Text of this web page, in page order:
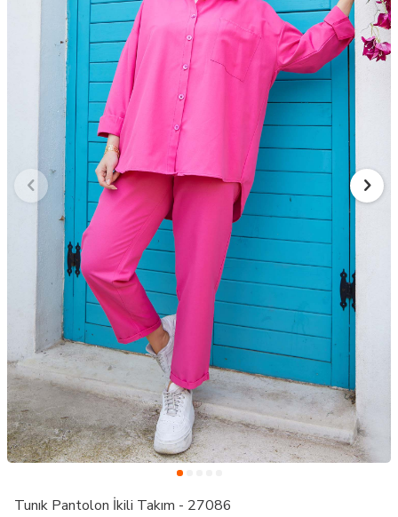
Tunık Pantolon İkili Takım - 27086